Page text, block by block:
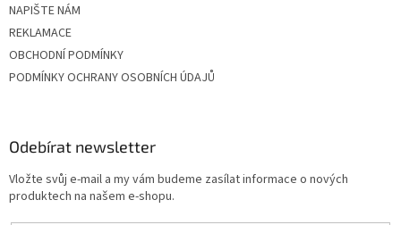
NAPIŠTE NÁM
REKLAMACE
OBCHODNÍ PODMÍNKY
PODMÍNKY OCHRANY OSOBNÍCH ÚDAJŮ
Odebírat newsletter
Vložte svůj e-mail a my vám budeme zasílat informace o nových
produktech na našem e-shopu.